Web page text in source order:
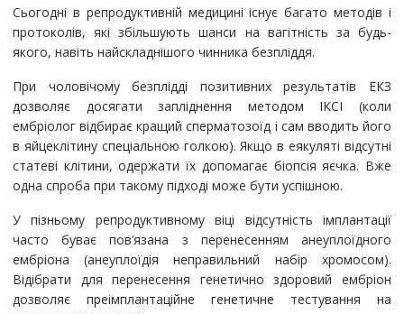
Сьогодні в репродуктивній медицині існує багато методів і
протоколів, які збільшують шанси на вагітність за будь-
якого, навіть найскладнішого чинника безпліддя.
При чоловічому безплідді позитивних результатів ЕКЗ
дозволяє досягати запліднення методом ІКСІ (коли
ембріолог відбирає кращий сперматозоїд і сам вводить його
в яйцеклітину спеціальною голкою). Якщо в еякуляті відсутні
статеві клітини, одержати їх допомагає біопсія яєчка. Вже
одна спроба при такому підході може бути успішною.
У пізньому репродуктивному віці відсутність імплантації
часто буває пов’язана з перенесенням анеуплоїдного
ембріона (анеуплоїдія неправильний набір хромосом).
Відібрати для перенесення генетично здоровий ембріон
дозволяє преімплантаційне генетичне тестування на